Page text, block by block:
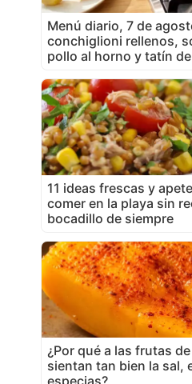
Menú diario, 7 de
conchiglioni rellenos,
pollo al horno y tatín
11 ideas frescas y
comer en la playa sin
bocadillo de siempre
¿Por qué a las frutas
sientan tan bien la sal,
especias?